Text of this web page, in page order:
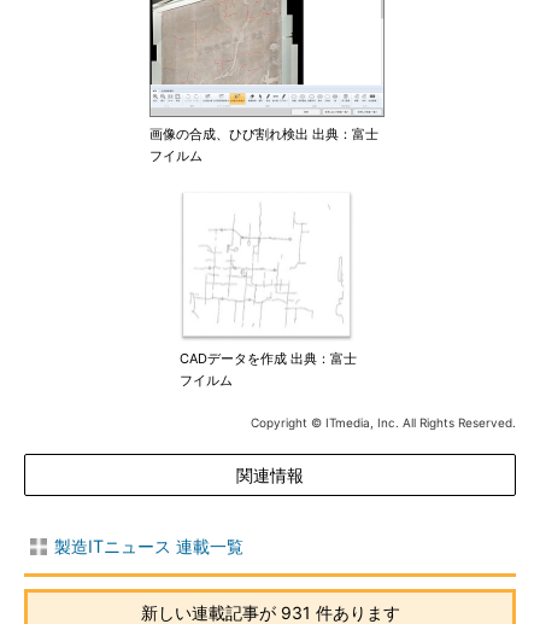
画像の合成、ひび割れ検出 出典：富士
フイルム
CADデータを作成 出典：富士
フイルム
Copyright © ITmedia, Inc. All Rights Reserved.
関連情報
製造ITニュース 連載一覧
新しい連載記事が 931 件あります